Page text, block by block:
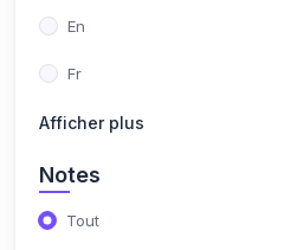
En
Fr
Afficher plus
Notes
Tout